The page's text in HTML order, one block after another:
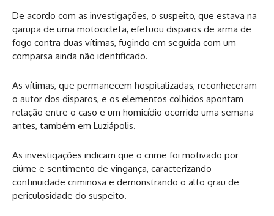
De acordo com as investigações, o suspeito, que estava na
garupa de uma motocicleta, efetuou disparos de arma de
fogo contra duas vítimas, fugindo em seguida com um
comparsa ainda não identificado.
As vítimas, que permanecem hospitalizadas, reconheceram
o autor dos disparos, e os elementos colhidos apontam
relação entre o caso e um homicídio ocorrido uma semana
antes, também em Luziápolis.
As investigações indicam que o crime foi motivado por
ciúme e sentimento de vingança, caracterizando
continuidade criminosa e demonstrando o alto grau de
periculosidade do suspeito.